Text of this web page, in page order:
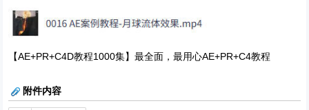
【AE+PR+C4D教程1000集】最全面，最用心AE+PR+C4教程
附件内容